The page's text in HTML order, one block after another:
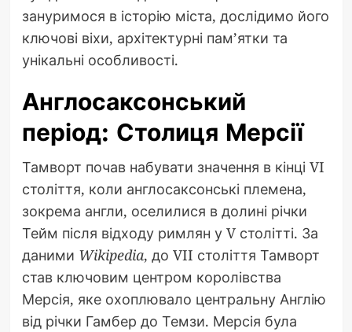
зануримося в історію міста, дослідимо його
ключові віхи, архітектурні пам’ятки та
унікальні особливості.
Англосаксонський
період: Столиця Мерсії
Тамворт почав набувати значення в кінці VI
століття, коли англосаксонські племена,
зокрема англи, оселилися в долині річки
Тейм після відходу римлян у V столітті. За
даними Wikipedia, до VII століття Тамворт
став ключовим центром королівства
Мерсія, яке охоплювало центральну Англію
від річки Гамбер до Темзи. Мерсія була